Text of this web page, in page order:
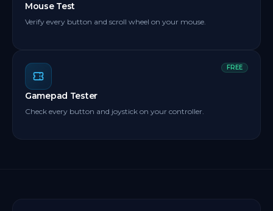
Mouse Test
Verify every button and scroll wheel on your mouse.
FREE
Gamepad Tester
Check every button and joystick on your controller.